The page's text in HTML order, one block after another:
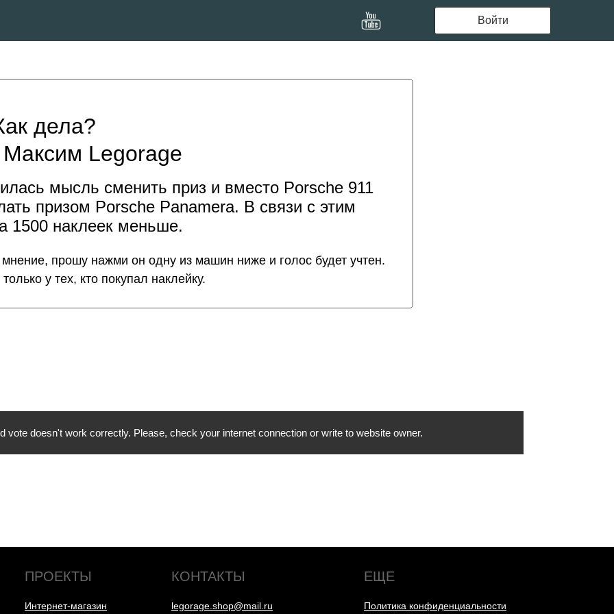
Войти
прошу нажми он одну из машин ниже и голос будет учтен.
у тех, кто покупал наклейку.
дела?
Legorage
мысль сменить приз и вместо Porsche 911
призом Porsche Panamera. В связи с этим
1500 наклеек меньше.
vote doesn't work correctly. Please, check your internet connection or write to website owner.
Политика конфиденциальности
legorage.shop@mail.ru
Интернет-магазин
ПРОЕКТЫ КОНТАКТЫ ЕЩЕ